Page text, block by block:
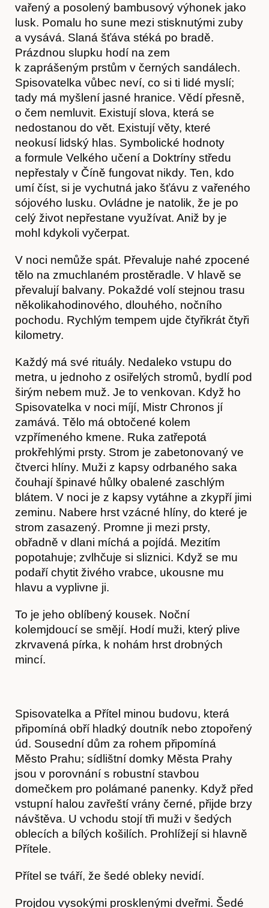
Články
vařený a posolený bambusový výhonek jako
lusk. Pomalu ho sune mezi stisknutými zuby
a vysává. Slaná šťáva stéká po bradě.
Prázdnou slupku hodí na zem
k zaprášeným prstům v černých sandálech.
Spisovatelka vůbec neví, co si ti lidé myslí;
tady má myšlení jasné hranice. Vědí přesně,
o čem nemluvit. Existují slova, která se
nedostanou do vět. Existují věty, které
neokusí lidský hlas. Symbolické hodnoty
a formule Velkého učení a Doktríny středu
nepřestaly v Číně fungovat nikdy. Ten, kdo
umí číst, si je vychutná jako šťávu z vařeného
sójového lusku. Ovládne je natolik, že je po
celý život nepřestane využívat. Aniž by je
mohl kdykoli vyčerpat.
V noci nemůže spát. Převaluje nahé zpocené
tělo na zmuchlaném prostěradle. V hlavě se
převalují balvany. Pokaždé volí stejnou trasu
několikahodinového, dlouhého, nočního
pochodu. Rychlým tempem ujde čtyřikrát čtyři
kilometry.
Každý má své rituály. Nedaleko vstupu do
metra, u jednoho z osiřelých stromů, bydlí pod
širým nebem muž. Je to venkovan. Když ho
Spisovatelka v noci míjí, Mistr Chronos jí
zamává. Tělo má obtočené kolem
vzpřímeného kmene. Ruka zatřepotá
prokřehlými prsty. Strom je zabetonovaný ve
čtverci hlíny. Muži z kapsy odrbaného saka
čouhají špinavé hůlky obalené zaschlým
blátem. V noci je z kapsy vytáhne a zkypří jimi
zeminu. Nabere hrst vzácné hlíny, do které je
strom zasazený. Promne ji mezi prsty,
obřadně v dlani míchá a pojídá. Mezitím
popotahuje; zvlhčuje si sliznici. Když se mu
podaří chytit živého vrabce, ukousne mu
hlavu a vyplivne ji.
To je jeho oblíbený kousek. Noční
kolemjdoucí se smějí. Hodí muži, který plive
zkrvavená pírka, k nohám hrst drobných
mincí.
Spisovatelka a Přítel minou budovu, která
připomíná obří hladký doutník nebo ztopořený
úd. Sousední dům za rohem připomíná
Město Prahu; sídlištní domky Města Prahy
jsou v porovnání s robustní stavbou
domečkem pro polámané panenky. Když před
vstupní halou zavřeští vrány černé, přijde brzy
návštěva. U vchodu stojí tři muži v šedých
oblecích a bílých košilích. Prohlížejí si hlavně
Přítele.
Přítel se tváří, že šedé obleky nevidí.
Projdou vysokými prosklenými dveřmi. Šedé